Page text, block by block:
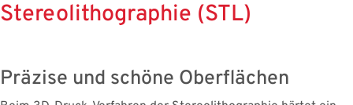
Stereolithographie (STL)
Präzise und schöne Oberflächen